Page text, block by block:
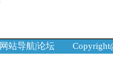
网站导航|论坛